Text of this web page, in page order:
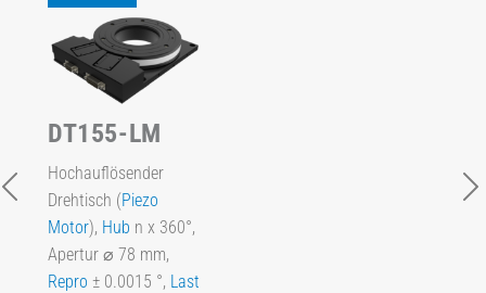
DT155-LM
Hochauflösender
Drehtisch (Piezo
Motor), Hub n x 360°,
Apertur ⌀ 78 mm,
Repro ± 0.0015 °, Last